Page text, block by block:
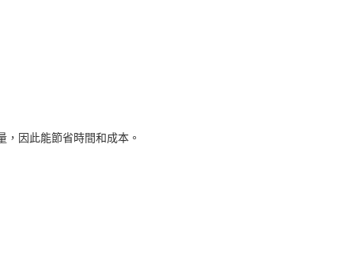
因此能節省時間和成本。